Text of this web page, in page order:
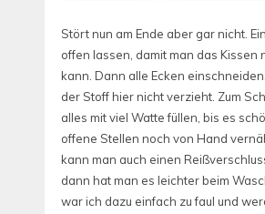
Stört nun am Ende aber gar nicht.
offen lassen, damit man das Kissen
kann. Dann alle Ecken
der Stoff hier nicht verzieht. Zum
alles mit viel Watte füllen, bis es
offene Stellen noch von Hand
kann man auch einen
dann hat man es leichter beim
war ich dazu einfach zu faul und